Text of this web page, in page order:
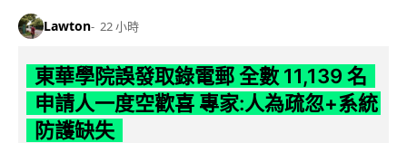
Lawton 22 小時
東華學院誤發取錄電郵 全數 11,139 名
申請人一度空歡喜 專家:人為疏忽+系統
防護缺失